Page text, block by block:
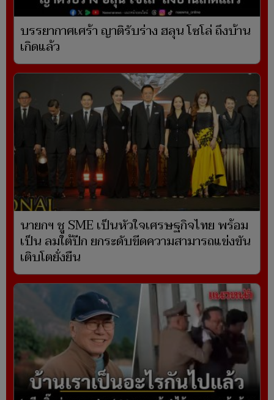
บรรยากาศเศร้า ญาติรับร่าง ฮลุน โซโล่ ถึงบ้าน
เกิดแล้ว
นายกฯ ชู SME เป็นหัวใจเศรษฐกิจไทย พร้อม
เป็น ลมใต้ปีก ยกระดับขีดความสามารถแข่งขัน
เติบโตยั่งยืน